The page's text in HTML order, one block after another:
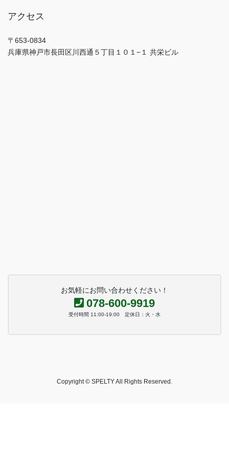
アクセス
〒653-0834
兵庫県神戸市長田区川西通５丁目１０１−１ 共栄ビル
お気軽にお問い合わせください！
078-600-9919
受付時間 11:00-19:00 定休日：火・水
Copyright © SPELTY All Rights Reserved.